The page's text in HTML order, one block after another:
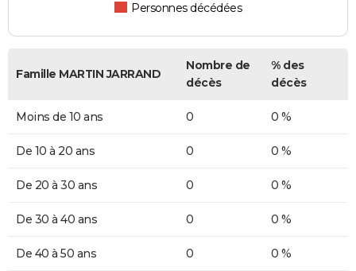
Personnes décédées
Famille MARTIN JARRAND
Nombre de
décès
% des
décès
Moins de 10 ans 0 0 %
De 10 à 20 ans 0 0 %
De 20 à 30 ans 0 0 %
De 30 à 40 ans 0 0 %
De 40 à 50 ans 0 0 %